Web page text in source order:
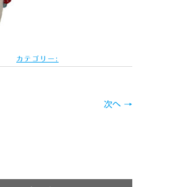
カテゴリー:
次へ →